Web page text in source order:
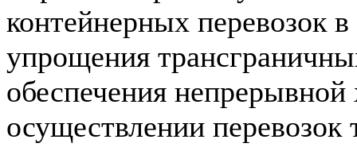
контейнерных перевозок
упрощения
обеспечения
осуществлении перевозок